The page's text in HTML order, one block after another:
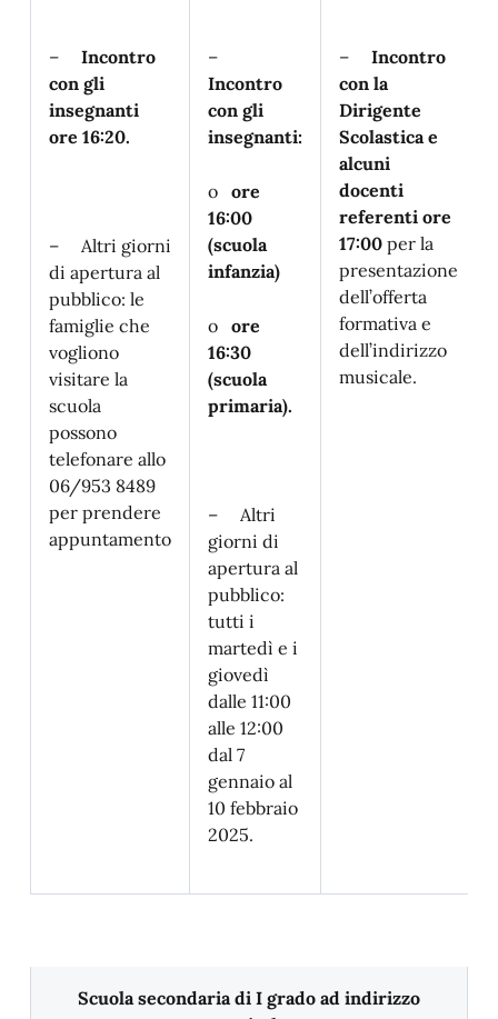
– Incontro
con gli
insegnanti
ore 16:20.
– Altri giorni
di apertura al
pubblico: le
famiglie che
vogliono
visitare la
scuola
possono
telefonare allo
06/953 8489
per prendere
appuntamento
–
Incontro
con gli
insegnanti:
o ore
16:00
(scuola
infanzia)
o ore
16:30
(scuola
primaria).
– Altri
giorni di
apertura al
pubblico:
tutti i
martedì e i
giovedì
dalle 11:00
alle 12:00
dal 7
gennaio al
10 febbraio
2025.
– Incontro
con la
Dirigente
Scolastica e
alcuni
docenti
referenti ore
17:00 per la
presentazione
dell’offerta
formativa e
dell’indirizzo
musicale.
Scuola secondaria di I grado ad indirizzo